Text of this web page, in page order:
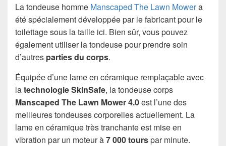
La tondeuse homme Manscaped The Lawn Mowera
été spécialement développée par le fabricant pour le
toilettage sous la taille ici. Bien sûr, vous pouvez
également utiliser la tondeuse pour prendre soin
d’autres parties du corps.
Équipée d’une lame en céramique remplaçable avec
latechnologie SkinSafe, la tondeuse corps
Manscaped The Lawn Mower 4.0est l’une des
meilleures tondeuses corporelles actuellement. La
lame en céramique très tranchante est mise en
vibration par un moteur à7 000 tourspar minute.